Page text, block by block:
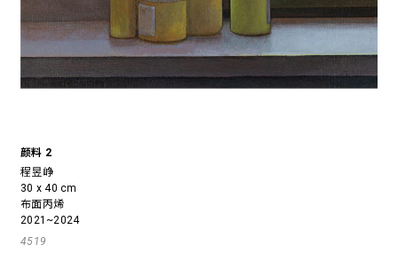
颜料 2
程昱峥
30 x 40 cm
布面丙烯
2021~2024
4519